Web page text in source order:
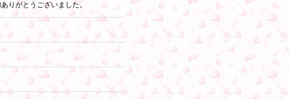
りがとうございました。